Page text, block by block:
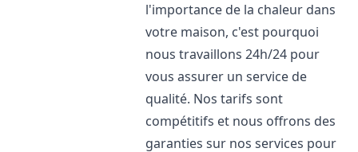
l'importance de la chaleur dans
votre maison, c'est pourquoi
nous travaillons 24h/24 pour
vous assurer un service de
qualité. Nos tarifs sont
compétitifs et nous offrons des
garanties sur nos services pour